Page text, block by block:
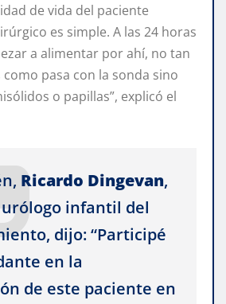
de vida del paciente
es simple. A las 24 horas
a alimentar por ahí, no tan
pasa con la sonda sino
o papillas”, explicó el
Ricardo Dingevan,
infantil del
dijo: “Participé
en la
de este paciente en